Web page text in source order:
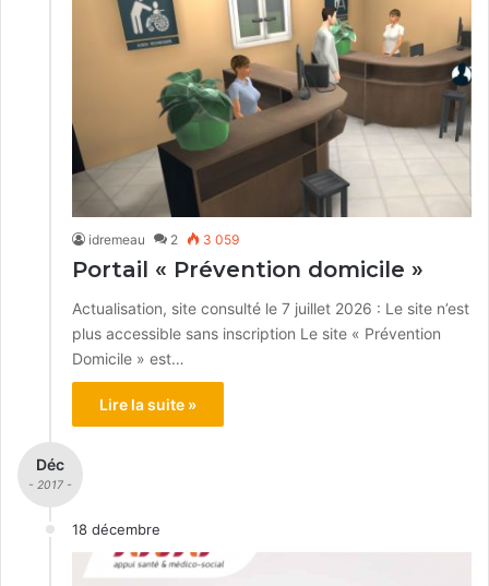
idremeau 2 3 059
Portail « Prévention domicile »
Actualisation, site consulté le 7 juillet 2026 : Le site n’est
plus accessible sans inscription Le site « Prévention
Domicile » est…
Lire la suite »
Déc
- 2017 -
18 décembre